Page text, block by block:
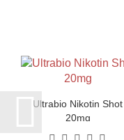
Ultrabio Nikotin Shot
20mg